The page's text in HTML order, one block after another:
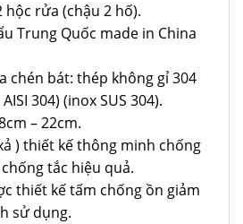
hộc rửa (chậu 2 hố).
Trung Quốc made in China
chén bát: thép không gỉ 304
304) (inox SUS 304).
– 22cm.
) thiết kế thông minh chống
tắc hiệu quả.
thiết kế tấm chống ồn giảm
sử dụng.